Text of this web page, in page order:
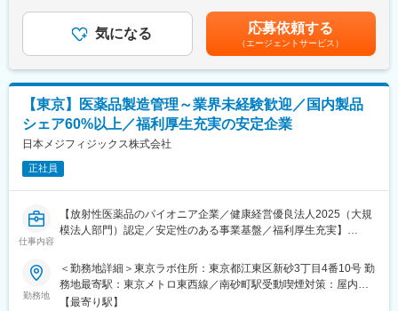
間単位）のローテーション勤務となります。
9:00～17:30、21:30 ～翌6:00、0:45～9:15、23:30～8:00、1:30
～10:00、2:30～11:00、17:00～翌1:30、6:00～14:30、5:00～
出荷時間/作業内容の変更に伴い、業務上シフトがごくまれに変更
となる場合があります。
■やりがい：
出荷された薬は、その日の内に患者さんに投与され検査が行われ
ます。その検査結果は癌の早期発見につながり、治療方針の決定
に大きな影響を及ぼします。質の高い製品を作ることができれ
ば、より多くの方が救われることになる、大きなやりがいを感じ
られる仕事です。
主な事業分野であるSPECT・PETと呼ばれる核医学検査は、生体
内の微妙な変化を捉えて画像化する「分子イメージング」という
技術であり、医療課題の克服に幅広く力を発揮できる可能性があ
績のターゲット100％達成の場合支給■昇給：年1回賃金はあくま
でも目安の金額であり、選考を通じて上下する可能性がありま
す。月給(月額)は固定手当を含めた表記です。
気になる 応募依頼する
（エージェントサービス）
【東京】医薬品製造管理～業界未経験歓迎／国内製品
シェア60%以上／福利厚生充実の安定企業
日本メジフィジックス株式会社
正社員
仕事内容
【放射性医薬品のパイオニア企業／健康経営優良法人2025（大規
模法人部門）認定／安定性のある事業基盤／福利厚生充実】
■職務内容：
以下業務をご担当頂きます。ご入社後はOJT形式で先輩社員が付
き添いながら機械操作や医薬品製造業務をレクチャー致します。
勤務地
＜勤務地詳細＞東京ラボ住所：東京都江東区新砂3丁目4番10号 勤
務地最寄駅：東京メトロ東西線／南砂町駅受動喫煙対策：屋内全
面禁煙変更の範囲：会社の定める事業所
【最寄り駅】